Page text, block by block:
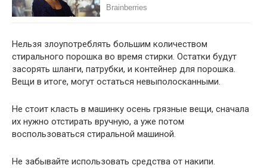
Нельзя злоупотреблять большим количеством
стирального порошка во время стирки. Остатки будут
засорять шланги, патрубки, и контейнер для порошка.
Вещи в итоге, могут остаться невыполосканными.
Не стоит класть в машинку осень грязные вещи, сначала
их нужно отстирать вручную, а уже потом
воспользоваться стиральной машиной.
Не забывайте использовать средства от накипи.